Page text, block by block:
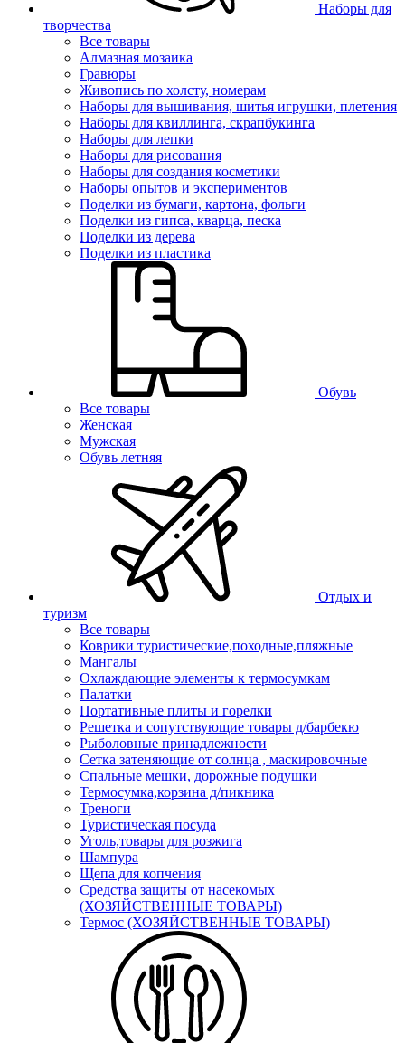
Наборы для
творчества
Все товары
Алмазная мозаика
Гравюры
Живопись по холсту, номерам
Наборы для вышивания, шитья игрушки, плетения
Наборы для квиллинга, скрапбукинга
Наборы для лепки
Наборы для рисования
Наборы для создания косметики
Наборы опытов и экспериментов
Поделки из бумаги, картона, фольги
Поделки из гипса, кварца, песка
Поделки из дерева
Поделки из пластика
Обувь
Все товары
Женская
Мужская
Обувь летняя
Отдых и
туризм
Все товары
Коврики туристические,походные,пляжные
Мангалы
Охлаждающие элементы к термосумкам
Палатки
Портативные плиты и горелки
Решетка и сопутствующие товары д/барбекю
Рыболовные принадлежности
Сетка затеняющие от солнца , маскировочные
Спальные мешки, дорожные подушки
Термосумка,корзина д/пикника
Треноги
Туристическая посуда
Уголь,товары для розжига
Шампура
Щепа для копчения
Средства защиты от насекомых
(ХОЗЯЙСТВЕННЫЕ ТОВАРЫ)
Термос (ХОЗЯЙСТВЕННЫЕ ТОВАРЫ)